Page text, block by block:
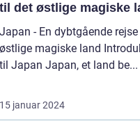
til det østlige magiske
Japan - En dybtgående
østlige magiske land Introduktion
til Japan Japan, et land be...
15 januar 2024